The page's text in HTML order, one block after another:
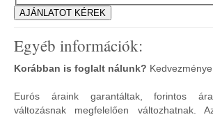
Egyéb információk:
Korábban is foglalt nálunk?
Eurós áraink garantáltak, forintos
változásnak megfelelően változhatnak.